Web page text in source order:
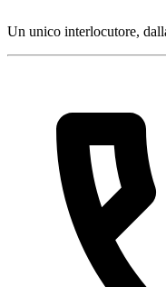
Un unico interlocutore,